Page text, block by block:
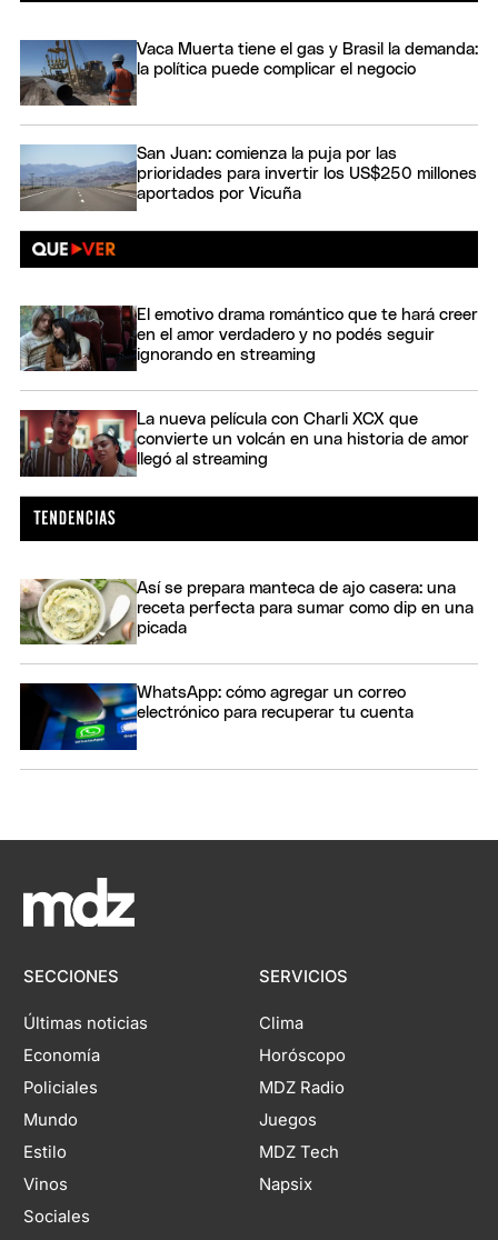
Vaca Muerta tiene el gas y Brasil la demanda:
la política puede complicar el negocio
San Juan: comienza la puja por las
prioridades para invertir los US$250 millones
aportados por Vicuña
El emotivo drama romántico que te hará creer
en el amor verdadero y no podés seguir
ignorando en streaming
La nueva película con Charli XCX que
convierte un volcán en una historia de amor
llegó al streaming
Así se prepara manteca de ajo casera: una
receta perfecta para sumar como dip en una
picada
WhatsApp: cómo agregar un correo
electrónico para recuperar tu cuenta
SECCIONES
Últimas noticias
Economía
Policiales
Mundo
Estilo
Vinos
Sociales
SERVICIOS
Clima
Horóscopo
MDZ Radio
Juegos
MDZ Tech
Napsix